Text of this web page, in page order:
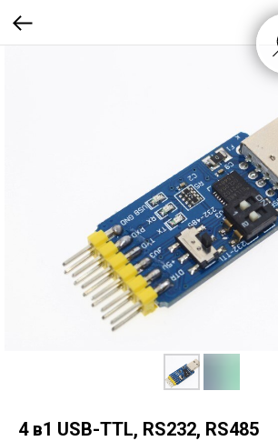
4 в1 USB-TTL, RS232, RS485